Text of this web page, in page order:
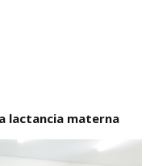
lactancia materna